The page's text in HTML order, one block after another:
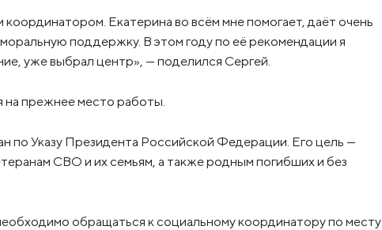
Екатерина во всём мне помогает, даёт очень
поддержку. В этом году по её рекомендации я
уже выбрал центр», — поделился Сергей.
на прежнее место работы.
по Указу Президента Российской Федерации. Его цель —
СВО и их семьям, а также родным погибших и без
обращаться к социальному координатору по месту